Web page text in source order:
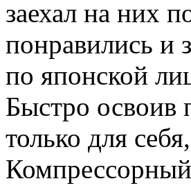
заехал на них
понравились и
по японской
Быстро освоив
только для
Компрессорный